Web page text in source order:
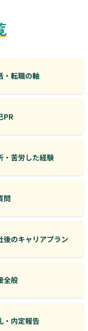
・転職の軸
PR
・苦労した経験
問
後のキャリアプラン
全般
・内定報告